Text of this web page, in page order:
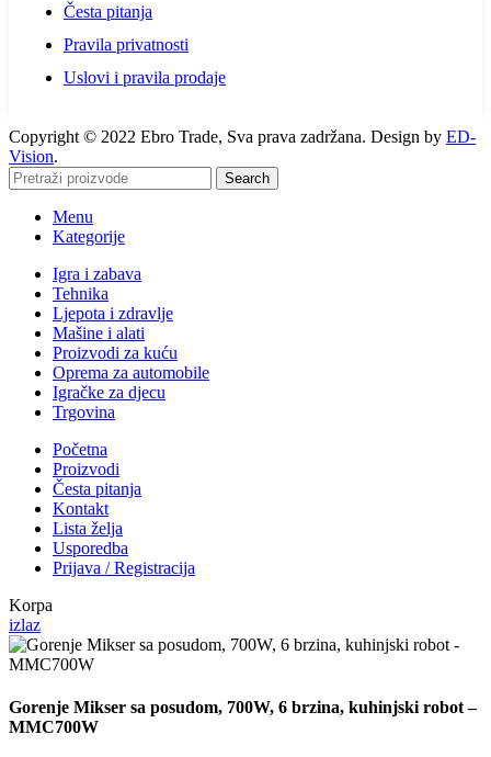
Česta pitanja
Pravila privatnosti
Uslovi i pravila prodaje
Copyright © 2022 Ebro Trade, Sva prava zadržana. Design by ED-
Vision.
Search
Menu
Kategorije
Igra i zabava
Tehnika
Ljepota i zdravlje
Mašine i alati
Proizvodi za kuću
Oprema za automobile
Igračke za djecu
Trgovina
Početna
Proizvodi
Česta pitanja
Kontakt
Lista želja
Usporedba
Prijava / Registracija
Korpa
izlaz
Gorenje Mikser sa posudom, 700W, 6 brzina, kuhinjski robot –
MMC700W